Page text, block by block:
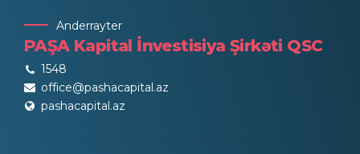
Anderrayter
PAŞA Kapital İnvestisiya Şirkəti QSC
1548
office@pashacapital.az
pashacapital.az